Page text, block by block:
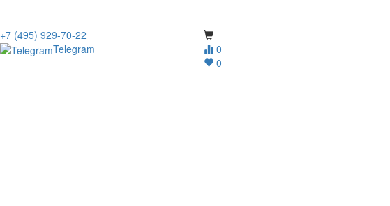
0
0
+7 (495) 929-70-22
Telegram